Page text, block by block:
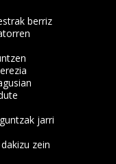
berriz
jarri
zein